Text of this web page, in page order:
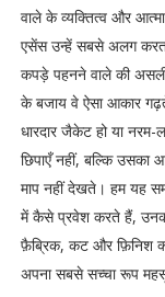
वाले के व्यक्तित्व और आत्मा
एसेंस उन्हें सबसे अलग
कपड़े पहनने वाले की
के बजाय वे ऐसा आकार
धारदार जैकेट हो या नरम-
छिपाएँ नहीं, बल्कि उसका
माप नहीं देखते। हम यह
में कैसे प्रवेश करते हैं,
फ़ैब्रिक, कट और फ़िनिश
अपना सबसे सच्चा रूप